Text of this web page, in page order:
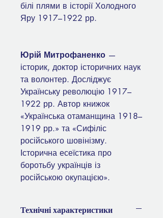
білі плями в історії Холодного
Яру 1917–1922 рр.
Юрій Митрофаненко —
історик, доктор історичних наук
та волонтер. Досліджує
Українську революцію 1917–
1922 рр. Автор книжок
«Українська отаманщина 1918–
1919 рр.» та «Сифіліс
російського шовінізму.
Історична есеїстика про
боротьбу українців із
російською окупацією».
Технічні характеристики